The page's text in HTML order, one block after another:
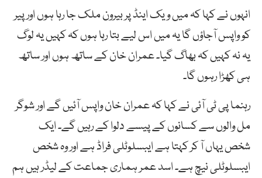
انہوں نے کہا کہ میں ویک اینڈ پر بیرون ملک جا رہا ہوں اور پیر
کو واپس آجاؤں گا یہ میں اس لیے بتا رہا ہوں کہ کہیں یہ لوگ
یہ نہ کہیں کہ بھاگ گیا۔ عمران خان کے ساتھ ہوں اور ساتھ
ہی کھڑا رہوں گا۔
رہنما پی ٹی آئی نے کہا کہ عمران خان واپس آئیں گے اور شوگر
مل والوں سے کسانوں کے پیسے دلوا کے رہیں گے۔ ایک
شخص یہاں آ کر کہتا ہے ایبسلوٹلی فراڈ ہے اور وہ شخص
ایبسلوٹلی نیچ ہے۔ اسد عمر ہماری جماعت کے لیڈر ہیں ہم